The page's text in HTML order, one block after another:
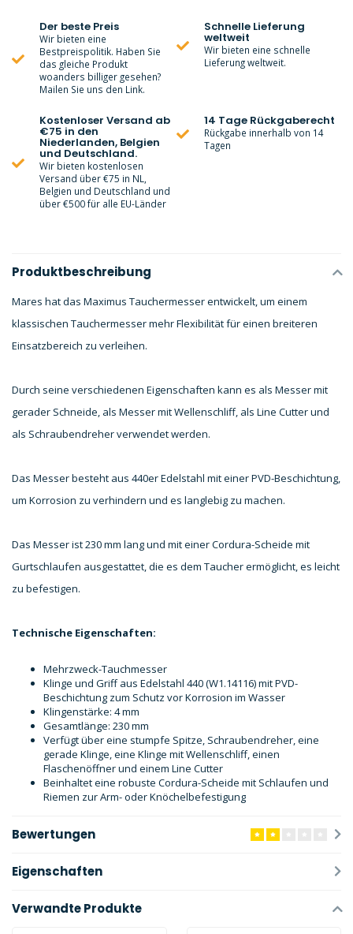
Der beste Preis
Wir bieten eine
Bestpreispolitik. Haben Sie
das gleiche Produkt
woanders billiger gesehen?
Mailen Sie uns den Link.
Schnelle Lieferung
weltweit
Wir bieten eine schnelle
Lieferung weltweit.
Kostenloser Versand ab
€75 in den
Niederlanden, Belgien
und Deutschland.
Wir bieten kostenlosen
Versand über €75 in NL,
Belgien und Deutschland und
über €500 für alle EU-Länder
14 Tage Rückgaberecht
Rückgabe innerhalb von 14
Tagen
Produktbeschreibung
Mares hat das Maximus Tauchermesser entwickelt, um einem
klassischen Tauchermesser mehr Flexibilität für einen breiteren
Einsatzbereich zu verleihen.
Durch seine verschiedenen Eigenschaften kann es als Messer mit
gerader Schneide, als Messer mit Wellenschliff, als Line Cutter und
als Schraubendreher verwendet werden.
Das Messer besteht aus 440er Edelstahl mit einer PVD-Beschichtung,
um Korrosion zu verhindern und es langlebig zu machen.
Das Messer ist 230 mm lang und mit einer Cordura-Scheide mit
Gurtschlaufen ausgestattet, die es dem Taucher ermöglicht, es leicht
zu befestigen.
Technische Eigenschaften:
Mehrzweck-Tauchmesser
Klinge und Griff aus Edelstahl 440 (W1.14116) mit PVD-
Beschichtung zum Schutz vor Korrosion im Wasser
Klingenstärke: 4 mm
Gesamtlänge: 230 mm
Verfügt über eine stumpfe Spitze, Schraubendreher, eine
gerade Klinge, eine Klinge mit Wellenschliff, einen
Flaschenöffner und einem Line Cutter
Beinhaltet eine robuste Cordura-Scheide mit Schlaufen und
Riemen zur Arm- oder Knöchelbefestigung
Bewertungen
Eigenschaften
Verwandte Produkte